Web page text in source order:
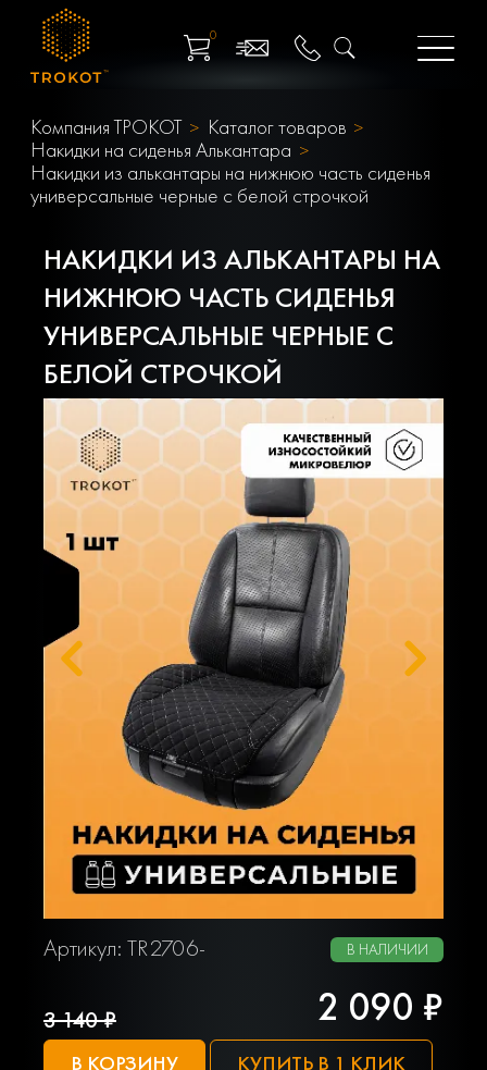
0
Компания ТРОКОТ
Каталог товаров
Накидки на сиденья Алькантара
Накидки из алькантары на нижнюю часть сиденья
универсальные черные с белой строчкой
НАКИДКИ ИЗ АЛЬКАНТАРЫ НА
НИЖНЮЮ ЧАСТЬ СИДЕНЬЯ
УНИВЕРСАЛЬНЫЕ ЧЕРНЫЕ С
БЕЛОЙ СТРОЧКОЙ
Артикул: TR2706- В НАЛИЧИИ
3 140 ₽ 2 090 ₽
В КОРЗИНУ КУПИТЬ В 1 КЛИК